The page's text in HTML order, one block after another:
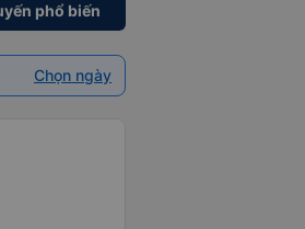
phổ biến
Chọn ngày